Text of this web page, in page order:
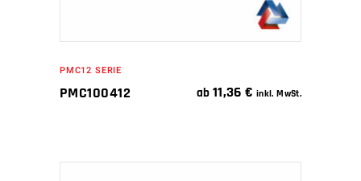
PMC12 SERIE
PMC100412 ab 11,36€ inkl. MwSt.